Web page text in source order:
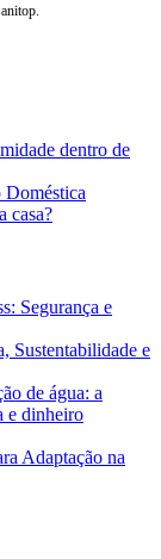
dentro de
Doméstica
casa?
Segurança e
Sustentabilidade e
de água: a
e dinheiro
Adaptação na